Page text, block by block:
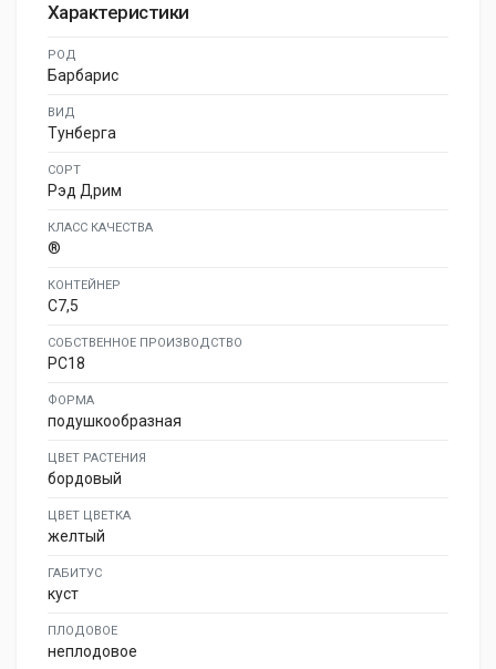
Характеристики
РОД
Барбарис
ВИД
Тунберга
СОРТ
Рэд Дрим
КЛАСС КАЧЕСТВА
®
КОНТЕЙНЕР
C7,5
СОБСТВЕННОЕ ПРОИЗВОДСТВО
PC18
ФОРМА
подушкообразная
ЦВЕТ РАСТЕНИЯ
бордовый
ЦВЕТ ЦВЕТКА
желтый
ГАБИТУС
куст
ПЛОДОВОЕ
неплодовое